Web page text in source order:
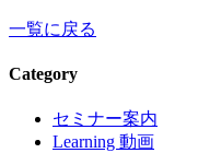
一覧に戻る
Category
セミナー案内
Learning 動画